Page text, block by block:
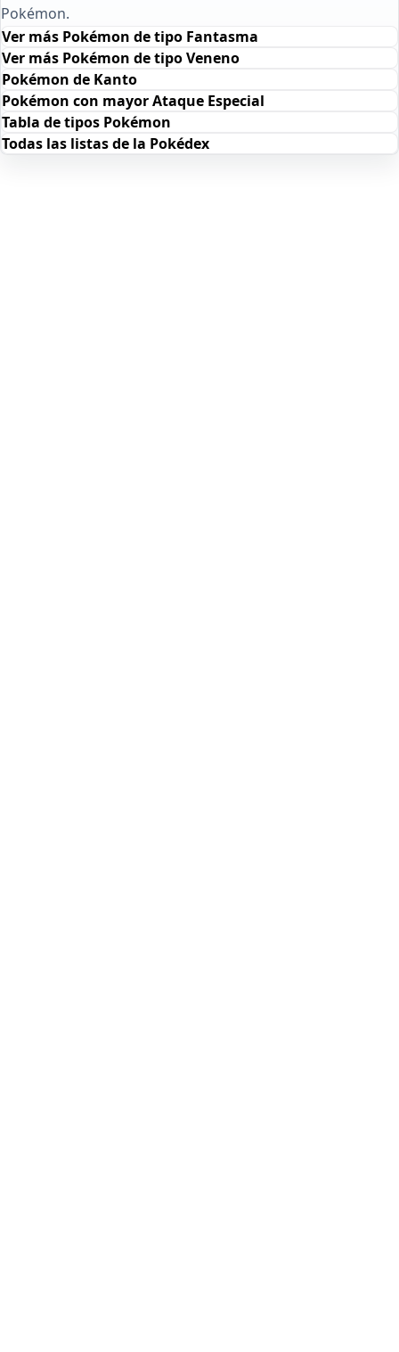
Pokémon.
Ver más Pokémon de tipo Fantasma
Ver más Pokémon de tipo Veneno
Pokémon de Kanto
Pokémon con mayor Ataque Especial
Tabla de tipos Pokémon
Todas las listas de la Pokédex